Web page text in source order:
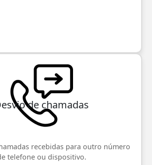
de chamadas
recebidas para outro número
telefone ou dispositivo.